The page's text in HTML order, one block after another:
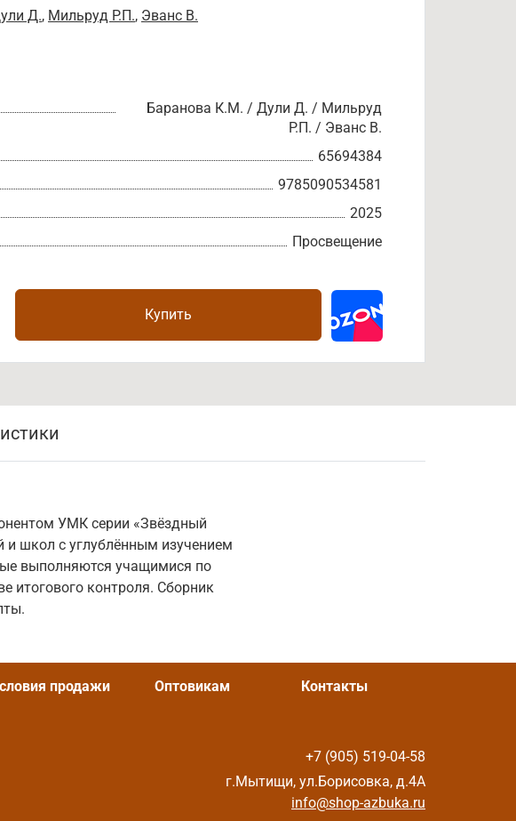
Д., Мильруд Р.П., Эванс В.
Баранова К.М. / Дули Д. / Мильруд
Р.П. / Эванс В.
65694384
9785090534581
2025
Просвещение
Купить
УМК серии «Звёздный
и школ с углублённым изучением
выполняются учащимися по
итогового контроля. Сборник
продажи Оптовикам Контакты
+7 (905) 519-04-58
г.Мытищи, ул.Борисовка, д.4А
info@shop-azbuka.ru